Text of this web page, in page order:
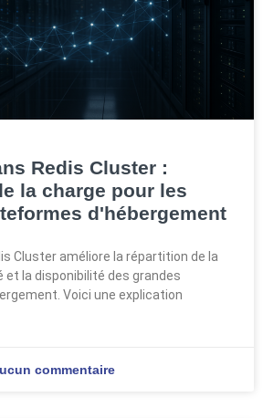
Redis Cluster :
la charge pour les
d'hébergement
Cluster améliore la répartition de la
et la disponibilité des grandes
Voici une explication
commentaire